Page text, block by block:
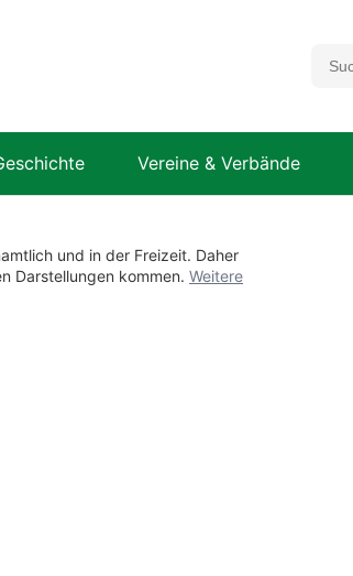
Vereine & Verbände
und in der Freizeit. Daher
Darstellungen kommen. Weitere